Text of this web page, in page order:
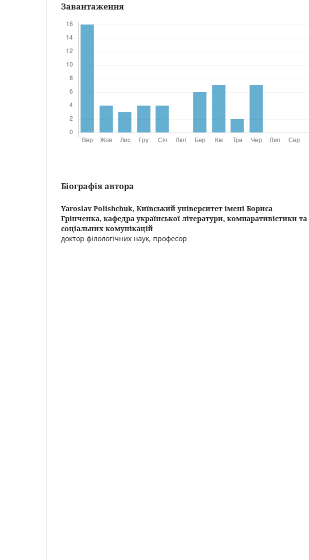
Завантаження
Біографія автора
Yaroslav Polishchuk, Київський університет імені Бориса
Грінченка, кафедра української літератури, компаративістики та
соціальних комунікацій
доктор філологічних наук, професор